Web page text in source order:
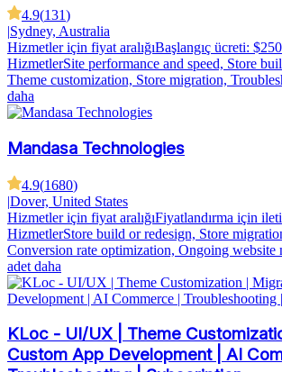
4.9(131)
|Sydney, Australia
Hizmetler için fiyat aralığıBaşlangıç ücreti: $250
HizmetlerSite performance and speed, Store
Theme customization, Store migration,
daha
Mandasa Technologies
4.9(1680)
|Dover, United States
Hizmetler için fiyat aralığıFiyatlandırma için
HizmetlerStore build or redesign, Store
Conversion rate optimization, Ongoing website
adet daha
KLoc - UI/UX | Theme
Custom App Development | AI